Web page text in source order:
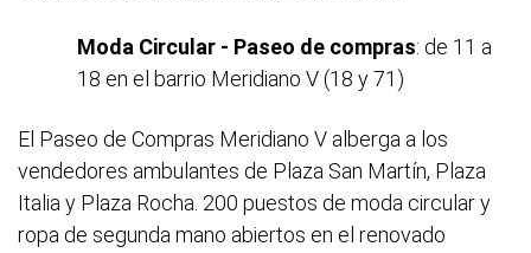
Moda Circular - Paseo de compras: de 11 a
18 en el barrio Meridiano V (18 y 71)
El Paseo de Compras Meridiano V alberga a los
vendedores ambulantes de Plaza San Martín, Plaza
Italia y Plaza Rocha. 200 puestos de moda circular y
ropa de segunda mano abiertos en el renovado